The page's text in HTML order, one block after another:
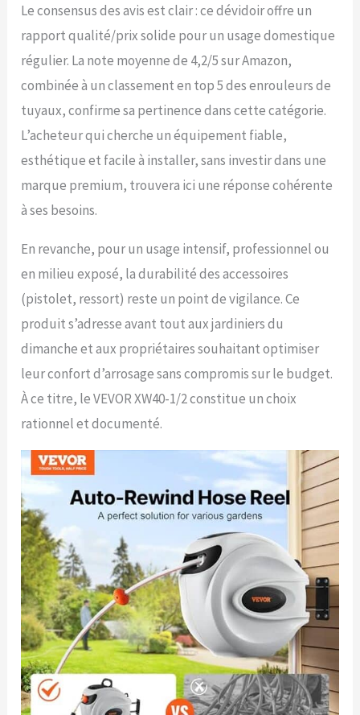
Le consensus des avis est clair : ce dévidoir offre un
rapport qualité/prix solide pour un usage domestique
régulier. La note moyenne de 4,2/5 sur Amazon,
combinée à un classement en top 5 des enrouleurs de
tuyaux, confirme sa pertinence dans cette catégorie.
L’acheteur qui cherche un équipement fiable,
esthétique et facile à installer, sans investir dans une
marque premium, trouvera ici une réponse cohérente
à ses besoins.
En revanche, pour un usage intensif, professionnel ou
en milieu exposé, la durabilité des accessoires
(pistolet, ressort) reste un point de vigilance. Ce
produit s’adresse avant tout aux jardiniers du
dimanche et aux propriétaires souhaitant optimiser
leur confort d’arrosage sans compromis sur le budget.
À ce titre, le VEVOR XW40-1/2 constitue un choix
rationnel et documenté.